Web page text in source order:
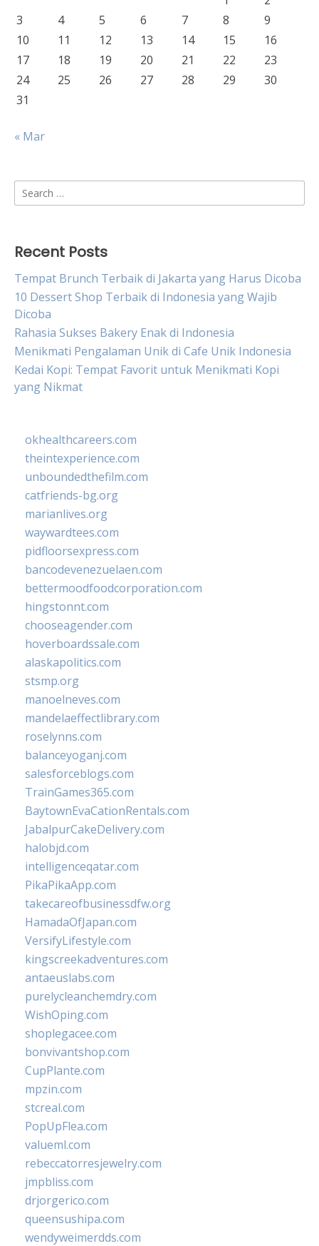
3
4 5 6 7 8
9
10
11 12 13 14 15
16
17
18 19 20 21 22
23
24
25 26 27 28 29
30
31
« Mar
Search
for:
Recent Posts
Tempat Brunch Terbaik di Jakarta yang Harus Dicoba
10 Dessert Shop Terbaik di Indonesia yang Wajib
Dicoba
Rahasia Sukses Bakery Enak di Indonesia
Menikmati Pengalaman Unik di Cafe Unik Indonesia
Kedai Kopi: Tempat Favorit untuk Menikmati Kopi
yang Nikmat
okhealthcareers.com
theintexperience.com
unboundedthefilm.com
catfriends-bg.org
marianlives.org
waywardtees.com
pidfloorsexpress.com
bancodevenezuelaen.com
bettermoodfoodcorporation.com
hingstonnt.com
chooseagender.com
hoverboardssale.com
alaskapolitics.com
stsmp.org
manoelneves.com
mandelaeffectlibrary.com
roselynns.com
balanceyoganj.com
salesforceblogs.com
TrainGames365.com
BaytownEvaCationRentals.com
JabalpurCakeDelivery.com
halobjd.com
intelligenceqatar.com
PikaPikaApp.com
takecareofbusinessdfw.org
HamadaOfJapan.com
VersifyLifestyle.com
kingscreekadventures.com
antaeuslabs.com
purelycleanchemdry.com
WishOping.com
shoplegacee.com
bonvivantshop.com
CupPlante.com
mpzin.com
stcreal.com
PopUpFlea.com
valueml.com
rebeccatorresjewelry.com
jmpbliss.com
drjorgerico.com
queensushipa.com
wendyweimerdds.com